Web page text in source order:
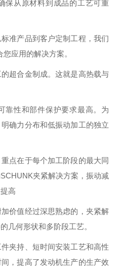
保从原材料到成品的工艺可重
准产品到客户定制工程，我们
应用的解决方案。
超合金制成。这就是高热载与
靠性和部件保护要求最高。为
确力分布和低振动加工的独立
点在于每个加工阶段的最大同
夹紧解决方案，振动减
高
价值经过深思熟虑的，夹紧解
几何形状和多阶段工艺。
夹持、短时间安装工艺和高性
，提高了发动机生产的生产效